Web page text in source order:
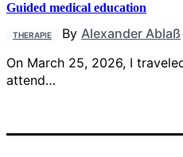
Guided medical education
THERAPIE By Alexander Ablaß
On March 25, 2026, I
attend…